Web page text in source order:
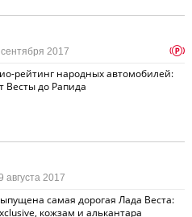
рейтинг народных автомобилей:
Весты до Рапида
2017 p
самая дорогая Лада Веста:
кожзам и алькантара
августа 2017